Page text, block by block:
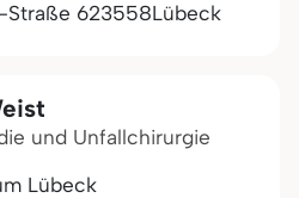
Straße 623558Lübeck
und Unfallchirurgie
Lübeck